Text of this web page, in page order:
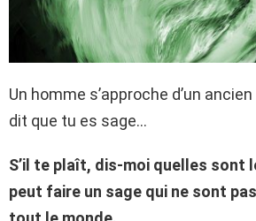
Un homme s’approche d’un ancien
dit que tu es sage…
S’il te plaît, dis-moi quelles sont
peut faire un sage qui ne sont